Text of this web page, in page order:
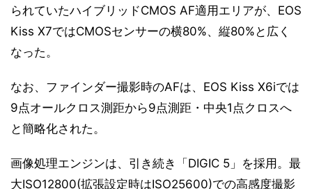
られていたハイブリッドCMOS AF適用エリアが、EOS
Kiss X7ではCMOSセンサーの横80%、縦80%と広く
なった。
なお、ファインダー撮影時のAFは、EOS Kiss X6iでは
9点オールクロス測距から9点測距・中央1点クロスへ
と簡略化された。
画像処理エンジンは、引き続き「DIGIC 5」を採用。最
大ISO12800(拡張設定時はISO25600)での高感度撮影